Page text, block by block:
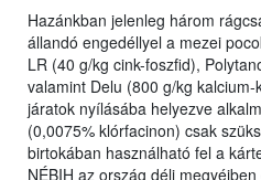
Hazánkban jelenleg három
állandó engedéllyel a mezei
LR (40 g/kg cink-foszfid),
valamint Delu (800 g/kg
járatok nyílásába helyezve
(0,0075% klórfacinon) csak
birtokában használható fel a
NÉBIH az ország déli